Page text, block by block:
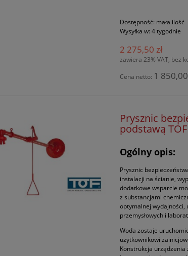
Dostępność: mała ilość
Wysyłka w: 4 tygodnie
2 275,50 zł
zawiera 23% VAT, bez
Cena netto: 1 850,00
Prysznic
podstawą
Ogólny opis:
Prysznic
instalacji na ścianie,
dodatkowe wsparcie
z substancjami
optymalnej wydajności,
przemysłowych i
Woda zostaje
użytkownikowi
Konstrukcja urządzenia